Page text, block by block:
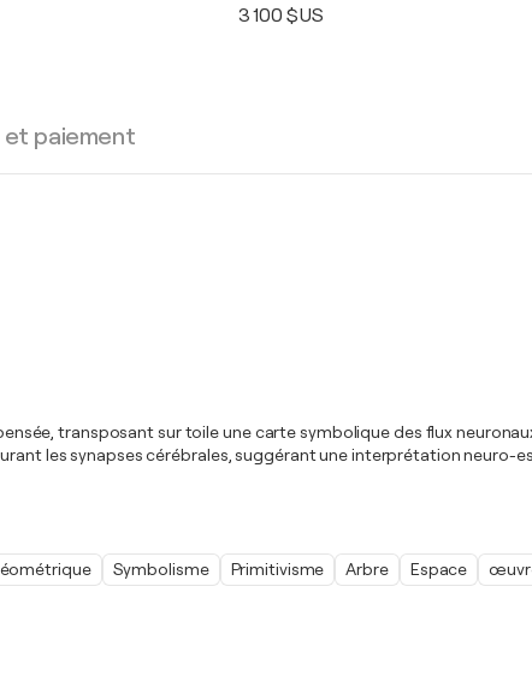
3 100 $US
paiement
transposant sur toile une carte symbolique des flux
les synapses cérébrales, suggérant une interprétation neuro-
Symbolisme Primitivisme Arbre Espace